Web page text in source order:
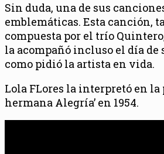
Sin duda, una de sus
emblemáticas. Esta canción,
compuesta por el trío
la acompañó incluso el día de
como pidió la artista en vida.
Lola FLores la interpretó en la
hermana Alegría’ en 1954.